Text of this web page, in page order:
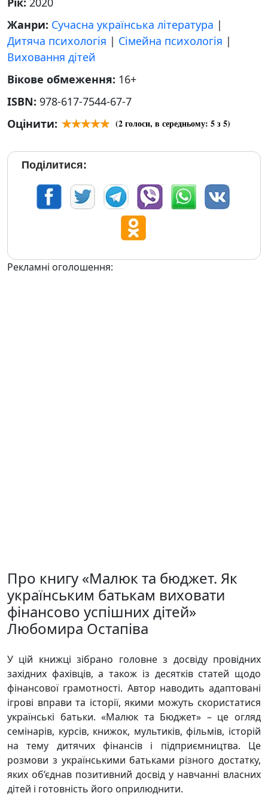
Жанри: Сучасна українська література |
Дитяча психологія | Сімейна психологія |
Виховання дітей
Вікове обмеження: 16+
ISBN: 978-617-7544-67-7
Оцінити:
(2голоси, в середньому: 5з 5)
Поділитися:
Рекламні оголошення:
Про книгу «Малюк та бюджет. Як
українським батькам виховати
фінансово успішних дітей»
Любомира Остапіва
У цій книжці зібрано головне з досвіду провідних
західних фахівців, а також із десятків статей щодо
фінансової грамотності. Автор наводить адаптовані
ігрові вправи та історії, якими можуть скористатися
українські батьки. «Малюк та Бюджет» – це огляд
семінарів, курсів, книжок, мультиків, фільмів, історій
на тему дитячих фінансів і підприємництва. Це
розмови з українськими батьками різного достатку,
яких об’єднав позитивний досвід у навчанні власних
дітей і готовність його оприлюднити.